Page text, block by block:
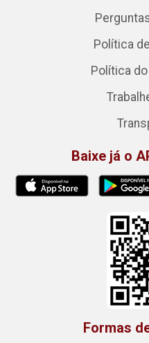
Política
Política
Baixe já o
Formas